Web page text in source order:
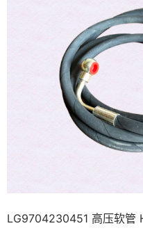
LG9704230451 高压软管